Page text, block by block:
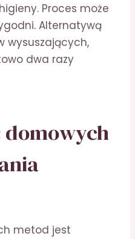
Proces może
Alternatywą
wysuszających,
dwa razy
domowych
metod jest